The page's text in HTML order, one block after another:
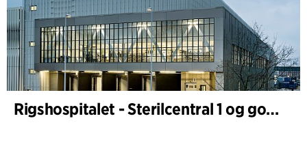
Rigshospitalet - Sterilcentral 1 og godsterminal